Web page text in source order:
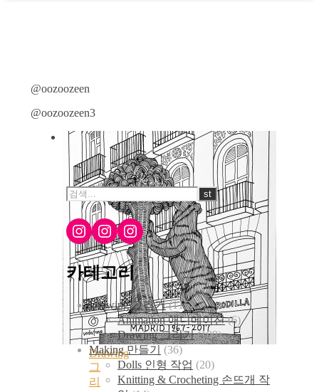
@oozoozeen
@oozoozeen3
Drawing
그
리
Instagram
Instagram
Instagram
카테고리
Drawing 그리기(115)
Animation 애니메이션(6)
Drawing 그리기(109)
Making 만들기
(36)
Dolls 인형 작업 (20)
Knitting & Crocheting 손뜨개 작